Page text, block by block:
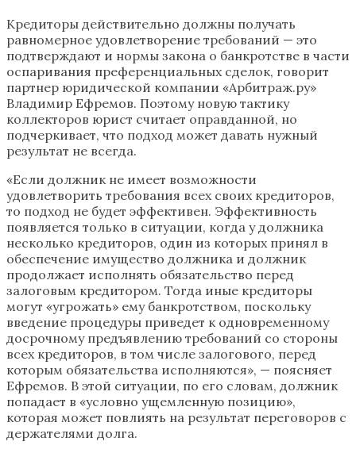
Кредиторы действительно должны получать
равномерное удовлетворение требований — это
подтверждают и нормы закона о банкротстве в части
оспаривания преференциальных сделок, говорит
партнер юридической компании «Арбитраж.ру»
Владимир Ефремов. Поэтому новую тактику
коллекторов юрист считает оправданной, но
подчеркивает, что подход может давать нужный
результат не всегда.
«Если должник не имеет возможности
удовлетворить требования всех своих кредиторов,
то подход не будет эффективен. Эффективность
появляется только в ситуации, когда у должника
несколько кредиторов, один из которых принял в
обеспечение имущество должника и должник
продолжает исполнять обязательство перед
залоговым кредитором. Тогда иные кредиторы
могут «угрожать» ему банкротством, поскольку
введение процедуры приведет к одновременному
досрочному предъявлению требований со стороны
всех кредиторов, в том числе залогового, перед
которым обязательства исполняются», — поясняет
Ефремов. В этой ситуации, по его словам, должник
попадает в «условно ущемленную позицию»,
которая может повлиять на результат переговоров с
держателями долга.